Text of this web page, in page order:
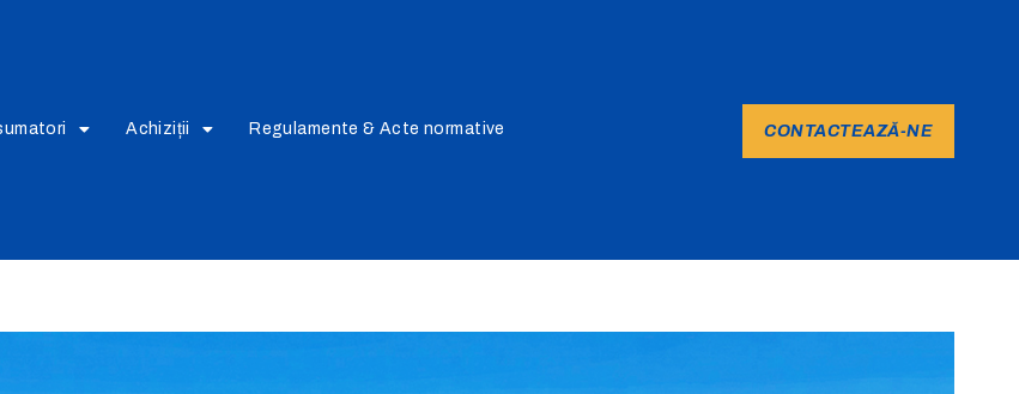
Achiziții Regulamente & Acte normative CONTACTEAZĂ-NE